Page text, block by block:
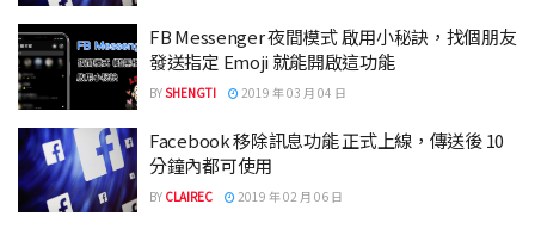
FB Messenger 夜間模式 啟用小秘訣，找個朋友
發送指定 Emoji 就能開啟這功能
BYSHENGTI 2019 年 03 月 04 日
Facebook 移除訊息功能 正式上線，傳送後 10
分鐘內都可使用
BY CLAIREC 2019 年 02 月 06 日